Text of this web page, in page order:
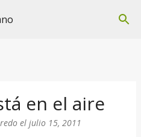
principal
en el aire
el julio 15, 2011